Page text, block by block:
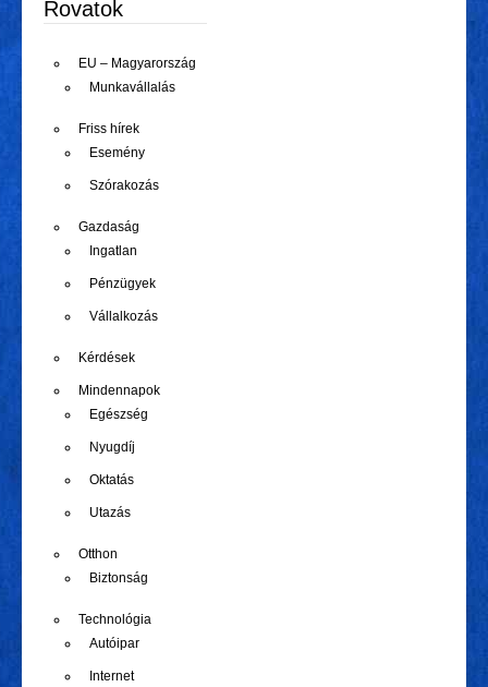
Rovatok
EU – Magyarország
Munkavállalás
Friss hírek
Esemény
Szórakozás
Gazdaság
Ingatlan
Pénzügyek
Vállalkozás
Kérdések
Mindennapok
Egészség
Nyugdíj
Oktatás
Utazás
Otthon
Biztonság
Technológia
Autóipar
Internet